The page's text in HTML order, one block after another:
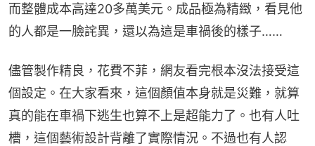
而整體成本高達20多萬美元。成品極為精緻，看見他
的人都是一臉詫異，還以為這是車禍後的樣子……
儘管製作精良，花費不菲，網友看完根本沒法接受這
個設定。在大家看來，這個顏值本身就是災難，就算
真的能在車禍下逃生也算不上是超能力了。也有人吐
槽，這個藝術設計背離了實際情況。不過也有人認